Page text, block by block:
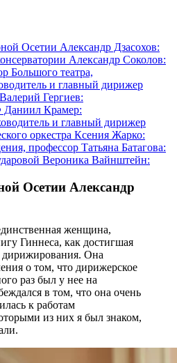
Осетии Александр Дзасохов:
Александр Соколов:
Большого театра,
и главный дирижер
Гергиев:
Даниил Крамер:
и главный дирижер
оркестра Ксения Жарко:
профессор Татьяна Батагова:
Вероника Вайнштейн:
Осетии Александр
женщина,
Гиннеса, как достигшая
Она
о том, что дирижерское
раз был у нее на
в том, что она очень
к работам
из них я был знаком,